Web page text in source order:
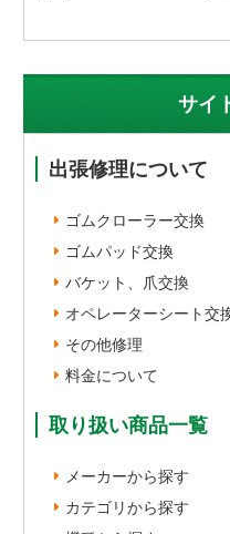
サイ
出張修理について
ゴムクローラー交換
ゴムパッド交換
バケット、爪交換
オペレーターシート交
その他修理
料金について
取り扱い商品一覧
メーカーから探す
カテゴリから探す